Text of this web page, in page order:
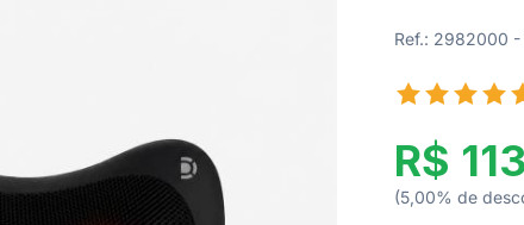
Ref.: 2982000 -
R$
(5,00% de